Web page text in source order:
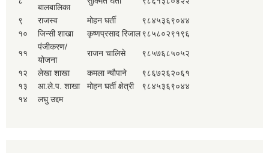
बालबालिका
९ राजस्व मोहन घर्ती
९८४५३६९०४४
१०
जिन्सी शाखा कृष्णप्रसाद रिजाल९८५८०२९१९६
११
पंजीकरण/
योजना
राजन चालिसे ९८५७६८५०५२
१२ लेखा शाखा कमला न्यौपाने
९८६७२६२०६१
१३
आ.ले.प. शाखा मोहन घर्ती क्षेत्री
९८४५३६९०४४
१४
लघु उद्दम